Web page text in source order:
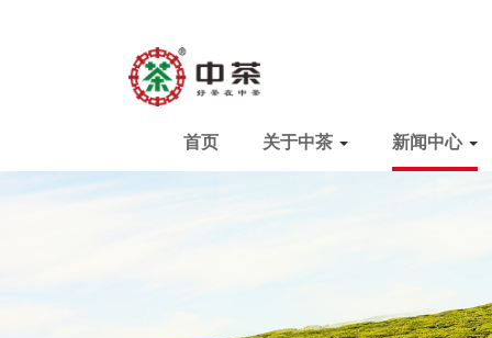
首页 关于中茶 新闻中心